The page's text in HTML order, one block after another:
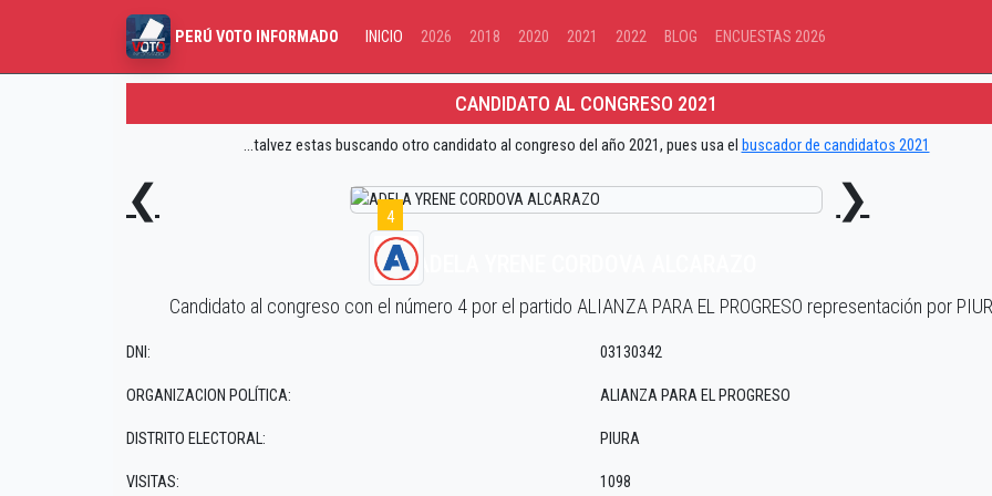
PERÚ VOTO INFORMADO INICIO 2026 2018 2020 2021 2022 BLOG ENCUESTAS 2026
CANDIDATO AL CONGRESO 2021
...talvez estas buscando otro candidato al congreso del año 2021, pues usa el buscador de candidatos 2021
❮ 4 ❯
ADELA YRENE CORDOVA ALCARAZO
Candidato al congreso con el número 4 por el partido ALIANZA PARA EL PROGRESO representación por
DNI:
ORGANIZACION POLÍTICA:
DISTRITO ELECTORAL:
VISITAS:
03130342
ALIANZA PARA EL PROGRESO
PIURA
1098